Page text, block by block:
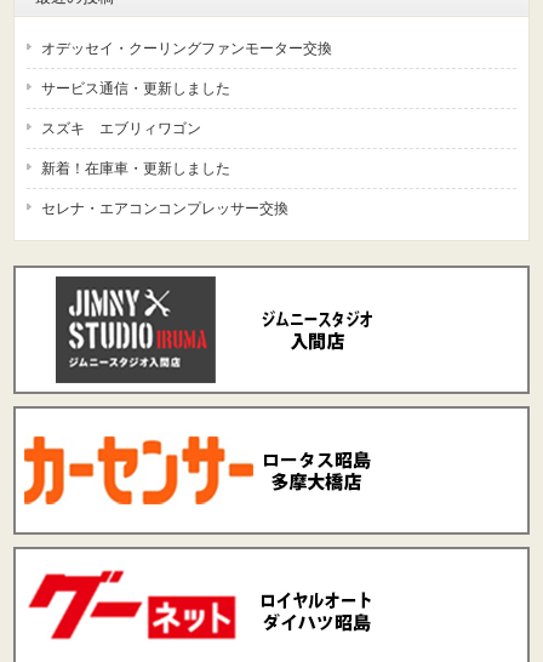
オデッセイ・クーリングファンモーター交換
サービス通信・更新しました
スズキ エブリィワゴン
新着！在庫車・更新しました
セレナ・エアコンコンプレッサー交換